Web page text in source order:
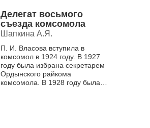
Делегат восьмого
съезда комсомола
Шапкина А.Я.
П. И. Власова вступила в
комсомол в 1924 году. В 1927
году была избрана секретарем
Ордынского райкома
комсомола. В 1928 году была